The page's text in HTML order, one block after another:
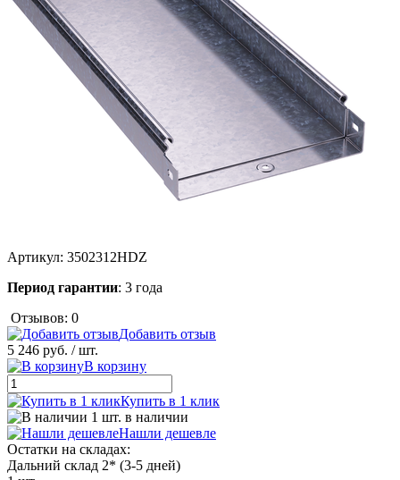
Артикул: 3502312HDZ
Период гарантии: 3 года
Отзывов: 0
Добавить отзыв
5 246 руб. / шт.
В корзину
Купить в 1 клик
1 шт. в наличии
Нашли дешевле
Остатки на складах:
Дальний склад 2* (3-5 дней)